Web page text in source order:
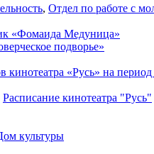
, Отдел по работе с
«Фомаида Медуница»
подворье»
кинотеатра «Русь» на
Расписание кинотеатра "Русь"
культуры